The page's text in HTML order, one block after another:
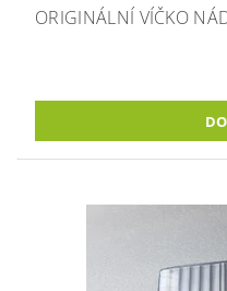
ORIGINÁLNÍ VÍČKO